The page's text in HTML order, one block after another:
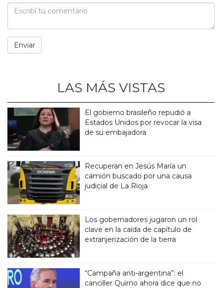
LAS MÁS VISTAS
El gobierno brasileño repudió a
Estados Unidos por revocar la visa
de su embajadora
Recuperan en Jesús María un
camión buscado por una causa
judicial de La Rioja
Los gobernadores jugaron un rol
clave en la caída de capítulo de
extranjerización de la tierra
“Campaña anti-argentina”: el
canciller Quirno ahora dice que no